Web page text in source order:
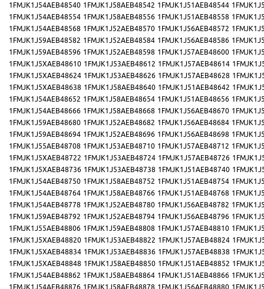
1FMJK1J54AEB48540 1FMJK1J58AEB48542 1FMJK1J51AEB48544
1FMJK1J54AEB48554 1FMJK1J58AEB48556 1FMJK1J51AEB48558
1FMJK1J54AEB48568 1FMJK1J52AEB48570 1FMJK1J56AEB48572
1FMJK1J59AEB48582 1FMJK1J52AEB48584 1FMJK1J56AEB48586
1FMJK1J59AEB48596 1FMJK1J52AEB48598 1FMJK1J57AEB48600
1FMJK1J5XAEB48610 1FMJK1J53AEB48612 1FMJK1J57AEB48614
1FMJK1J5XAEB48624 1FMJK1J53AEB48626 1FMJK1J57AEB48628
1FMJK1J5XAEB48638 1FMJK1J58AEB48640 1FMJK1J51AEB48642
1FMJK1J54AEB48652 1FMJK1J58AEB48654 1FMJK1J51AEB48656
1FMJK1J54AEB48666 1FMJK1J58AEB48668 1FMJK1J56AEB48670
1FMJK1J59AEB48680 1FMJK1J52AEB48682 1FMJK1J56AEB48684
1FMJK1J59AEB48694 1FMJK1J52AEB48696 1FMJK1J56AEB48698
1FMJK1J55AEB48708 1FMJK1J53AEB48710 1FMJK1J57AEB48712
1FMJK1J5XAEB48722 1FMJK1J53AEB48724 1FMJK1J57AEB48726
1FMJK1J5XAEB48736 1FMJK1J53AEB48738 1FMJK1J51AEB48740
1FMJK1J54AEB48750 1FMJK1J58AEB48752 1FMJK1J51AEB48754
1FMJK1J54AEB48764 1FMJK1J58AEB48766 1FMJK1J51AEB48768
1FMJK1J54AEB48778 1FMJK1J52AEB48780 1FMJK1J56AEB48782
1FMJK1J59AEB48792 1FMJK1J52AEB48794 1FMJK1J56AEB48796
1FMJK1J55AEB48806 1FMJK1J59AEB48808 1FMJK1J57AEB48810
1FMJK1J5XAEB48820 1FMJK1J53AEB48822 1FMJK1J57AEB48824
1FMJK1J5XAEB48834 1FMJK1J53AEB48836 1FMJK1J57AEB48838
1FMJK1J5XAEB48848 1FMJK1J58AEB48850 1FMJK1J51AEB48852
1FMJK1J54AEB48862 1FMJK1J58AEB48864 1FMJK1J51AEB48866